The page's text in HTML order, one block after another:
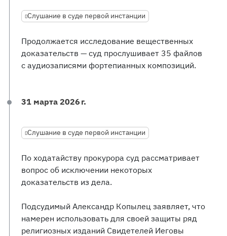
Слушание в суде первой инстанции
Продолжается исследование вещественных
доказательств — суд прослушивает 35 файлов
с аудиозаписями фортепианных композиций.
31 марта 2026 г.
Слушание в суде первой инстанции
По ходатайству прокурора суд рассматривает
вопрос об исключении некоторых
доказательств из дела.
Подсудимый Александр Копылец заявляет, что
намерен использовать для своей защиты ряд
религиозных изданий Свидетелей Иеговы